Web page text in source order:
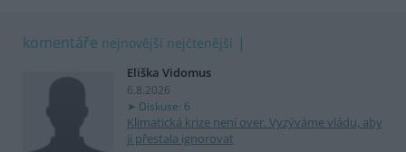
komentáře nejnovější nejčtenější
Eliška Vidomus
6.8.2026
Diskuse: 6
Klimatická krize není over. Vyzýváme vládu, aby
ji přestala ignorovat